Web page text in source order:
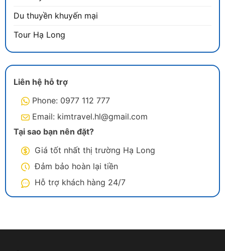
Du thuyền khuyến mại
Tour Hạ Long
Liên hệ hỗ trợ
Phone: 0977 112 777
Email: kimtravel.hl@gmail.com
Tại sao bạn nên đặt?
Giá tốt nhất thị trường Hạ Long
Đảm bảo hoàn lại tiền
Hỗ trợ khách hàng 24/7